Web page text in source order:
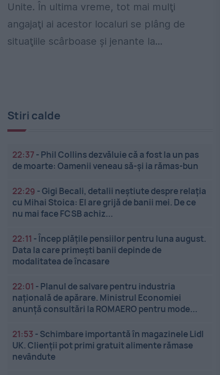
Unite. În ultima vreme, tot mai mulţi
angajaţi ai acestor localuri se plâng de
situaţiile scârboase şi jenante la...
Stiri calde
22:37 - Phil Collins dezvăluie că a fost la un pas
de moarte: Oamenii veneau să-și ia rămas-bun
22:29 -Gigi Becali, detalii neștiute despre relația
cu Mihai Stoica: El are grijă de banii mei. De ce
nu mai face FCSB achiz...
22:11 -Încep plățile pensiilor pentru luna august.
Data la care primești banii depinde de
modalitatea de încasare
22:01 - Planul de salvare pentru industria
națională de apărare. Ministrul Economiei
anunță consultări la ROMAERO pentru mode...
21:53 - Schimbare importantă în magazinele Lidl
UK. Clienții pot primi gratuit alimente rămase
nevândute